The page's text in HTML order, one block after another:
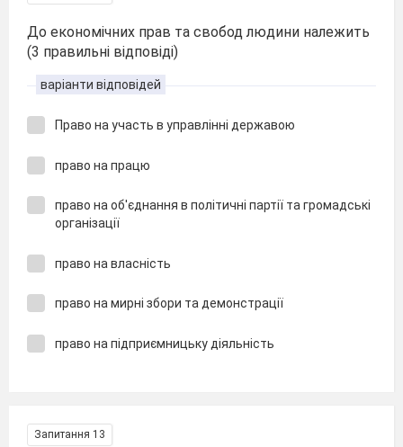
До економічних прав та свобод людини належить
(3 правильні відповіді)
варіанти відповідей
Право на участь в управлінні державою
право на працю
право на об'єднання в політичні партії та громадські
організації
право на власність
право на мирні збори та демонстрації
право на підприємницьку діяльність
Запитання 13